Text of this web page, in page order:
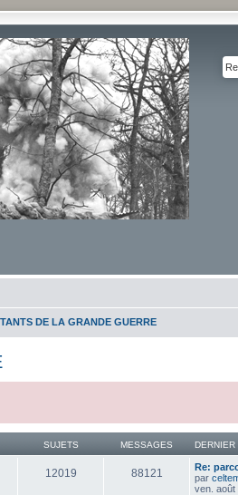
DE LA GRANDE GUERRE
SUJETS MESSAGES
12019 88121
Re:
par
ven. août